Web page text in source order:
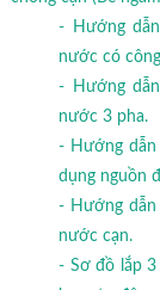
- Hướng
nước có
- Hướng
nước 3 pha.
- Hướng dẫn
dụng nguồn
- Hướng dẫn
nước cạn.
- Sơ đồ lắp